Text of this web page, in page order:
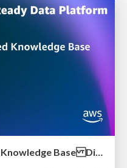
Amazon Bedrock Managed Knowledge Base Dive Deep